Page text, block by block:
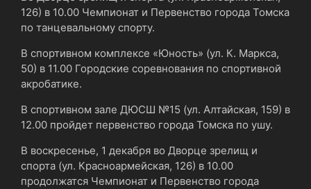
126) в 10.00 Чемпионат и Первенство города Томска
по танцевальному спорту.
В спортивном комплексе «Юность» (ул. К. Маркса,
50) в 11.00 Городские соревнования по спортивной
акробатике.
В спортивном зале ДЮСШ №15 (ул. Алтайская, 159) в
12.00 пройдет первенство города Томска по ушу.
В воскресенье, 1 декабря во Дворце зрелищ и
спорта (ул. Красноармейская, 126) в 10.00
продолжатся Чемпионат и Первенство города